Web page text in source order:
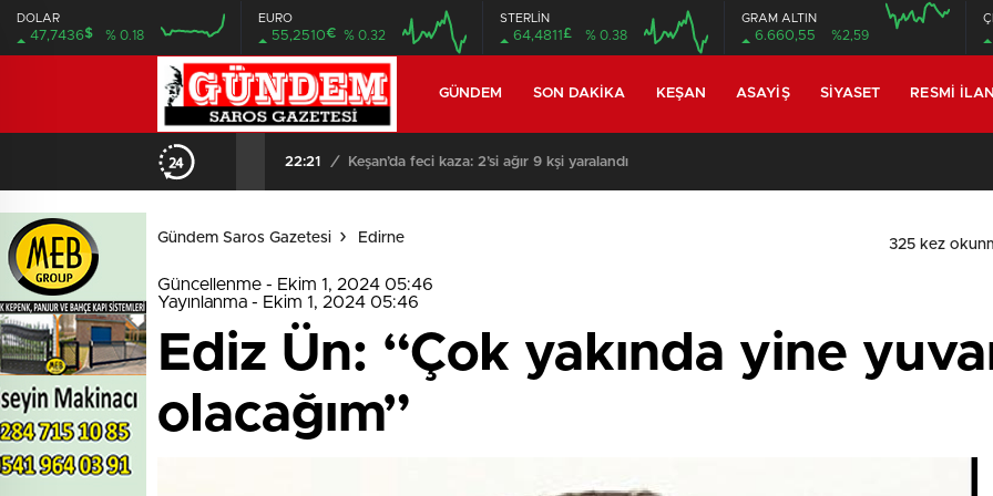
bonusu
evden
bahis
casino
siteleri
ofis
taşıma
parça
eşya
taşıma
evden
eve
nakliyat
nakliyat
DOLAR
47,7436$ % 0.18
EURO
55,2510€ % 0.32
STERLİN
64,4811 £ % 0.38
GRAM ALTIN
6.660,55 %2,59
GÜNDEM SON DAKIKA KEŞAN ASAYIŞ SIYASET RESMI İLAN
22:21 / Keşan’da feci kaza: 2’si ağır 9 kşi yaralandı
Gündem Saros Gazetesi Edirne 325 kez
Güncellenme - Ekim 1, 2024 05:46
Yayınlanma - Ekim 1, 2024 05:46
Ediz Ün: “Çok yakında yine
olacağım”